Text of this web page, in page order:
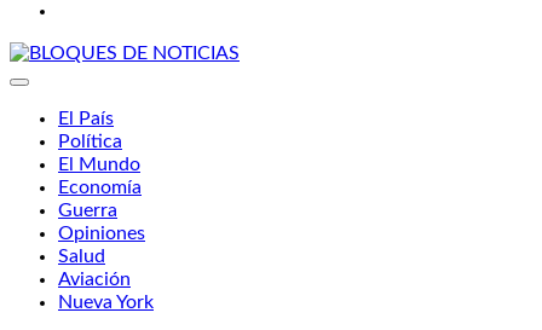
El País
Política
El Mundo
Economía
Guerra
Opiniones
Salud
Aviación
Nueva York